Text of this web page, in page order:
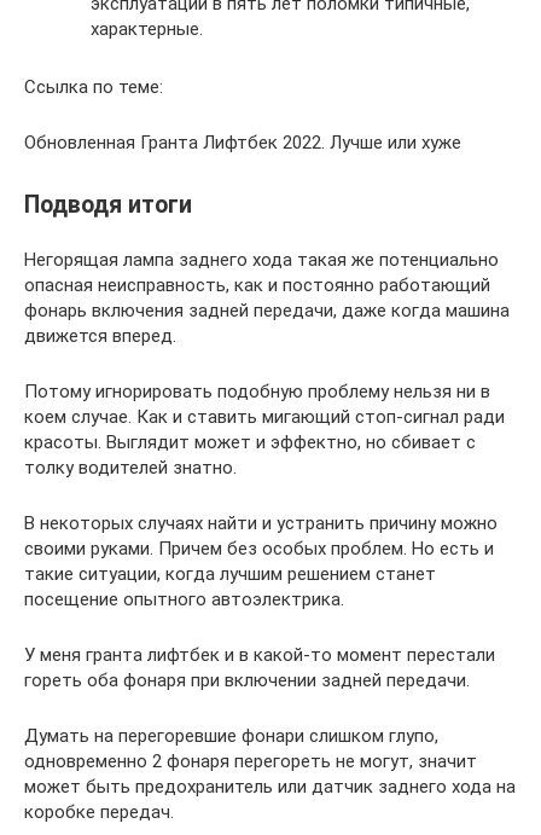
характерные.
Ссылка по теме:
Обновленная Гранта Лифтбек 2022. Лучше или хуже
Подводя итоги
Негорящая лампа заднего хода такая же потенциально
опасная неисправность, как и постоянно работающий
фонарь включения задней передачи, даже когда машина
движется вперед.
Потому игнорировать подобную проблему нельзя ни в
коем случае. Как и ставить мигающий стоп-сигнал ради
красоты. Выглядит может и эффектно, но сбивает с
толку водителей знатно.
В некоторых случаях найти и устранить причину можно
своими руками. Причем без особых проблем. Но есть и
такие ситуации, когда лучшим решением станет
посещение опытного автоэлектрика.
У меня гранта лифтбек и в какой-то момент перестали
гореть оба фонаря при включении задней передачи.
Думать на перегоревшие фонари слишком глупо,
одновременно 2 фонаря перегореть не могут, значит
может быть предохранитель или датчик заднего хода на
коробке передач.